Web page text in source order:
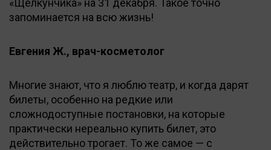
запоминается на всю жизнь!
Евгения Ж., врач-косметолог
Многие знают, что я люблю театр, и когда дарят
билеты, особенно на редкие или
сложнодоступные постановки, на которые
практически нереально купить билет, это
действительно трогает. То же самое — с